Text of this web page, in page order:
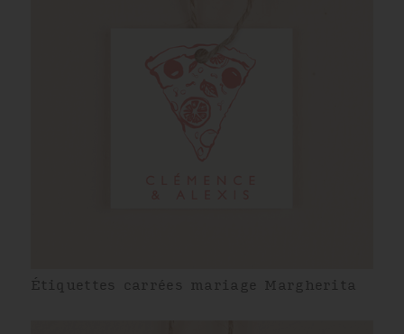
Étiquettes carrées mariage Margherita